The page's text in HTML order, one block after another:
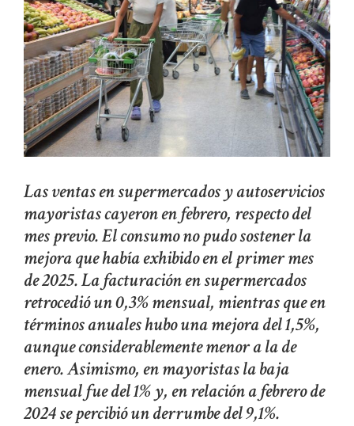
Las ventas en supermercados y autoservicios
mayoristas cayeron en febrero, respecto del
mes previo. El consumo no pudo sostener la
mejora que había exhibido en el primer mes
de 2025. La facturación en supermercados
retrocedió un 0,3% mensual, mientras que en
términos anuales hubo una mejora del 1,5%,
aunque considerablemente menor a la de
enero. Asimismo, en mayoristas la baja
mensual fue del 1% y, en relación a febrero de
2024 se percibió un derrumbe del 9,1%.